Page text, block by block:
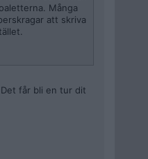
Många
att skriva
får bli en tur dit